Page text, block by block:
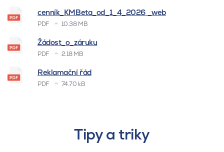
cenník_KMBeta_od_1_4_2026 _web
PDF 10.38 MB
Žádost_o_záruku
PDF 2.18 MB
Reklamační řád
PDF 74.70 kB
Tipy a triky